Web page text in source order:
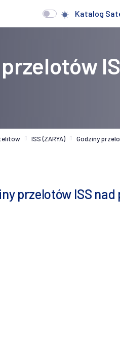
Katalog
ISS (ZARYA) Godziny
przelotów ISS